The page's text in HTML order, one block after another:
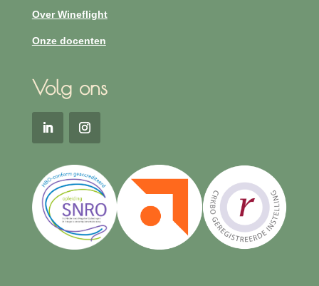
Over Wineflight
Onze docenten
Volg ons